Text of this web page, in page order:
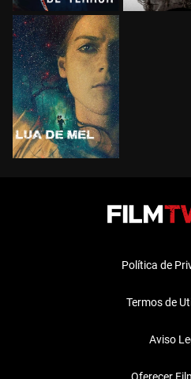
Política de
Termos de
Aviso